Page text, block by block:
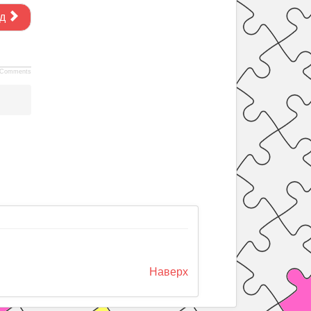
Наверх